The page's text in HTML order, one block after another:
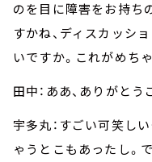
のを目に障害をお持
すかね、ディスカッシ
いですか。これがめち
田中：ああ、ありがとう
宇多丸：すごい可笑し
ゃうとこもあったし。